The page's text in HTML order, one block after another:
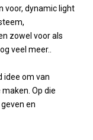
voor, dynamic light
zowel voor als
veel meer..
idee om van
Op die
en